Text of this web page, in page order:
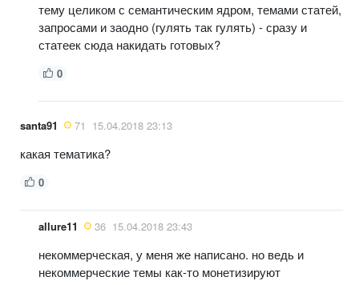
тему целиком с семантическим ядром, темами статей,
запросами и заодно (гулять так гулять) - сразу и
статеек сюда накидать готовых?
0
santa91 71 15.04.2018 23:13
какая тематика?
0
allure11 36 15.04.2018 23:43
некоммерческая, у меня же написано. но ведь и
некоммерческие темы как-то монетизируют